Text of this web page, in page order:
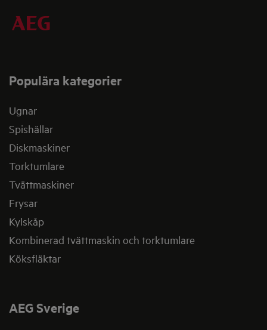
Populära kategorier
Ugnar
Spishällar
Diskmaskiner
Torktumlare
Tvättmaskiner
Frysar
Kylskåp
Kombinerad tvättmaskin och torktumlare
Köksfläktar
AEG Sverige